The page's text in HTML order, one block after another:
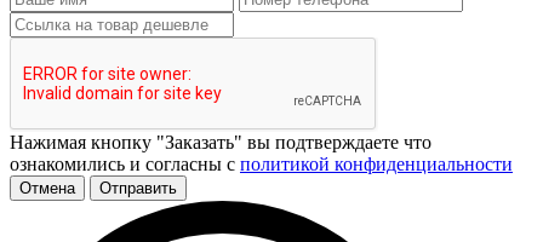
Нажимая кнопку "Заказать" вы подтверждаете что
ознакомились и согласны с политикой конфиденциальности
Отмена Отправить